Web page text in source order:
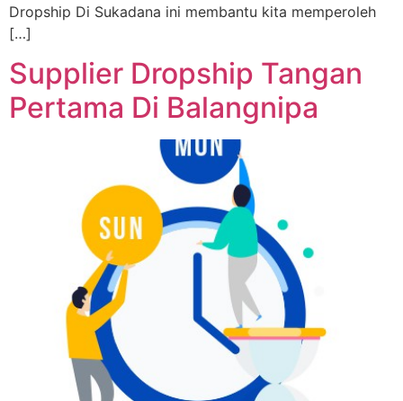
Dropship Di Sukadana ini membantu kita memperoleh
[…]
Supplier Dropship Tangan
Pertama Di Balangnipa